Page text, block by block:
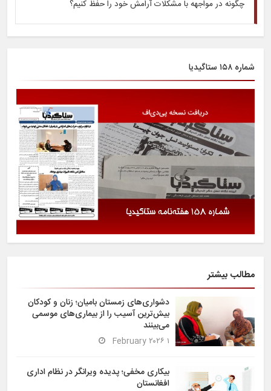
چگونه در مواجهه با مشکلات آرامش خود را حفظ کنیم؟
شماره ۱۵۸ ستاگیدیا
مطالب بیشتر
دشواری‌های زمستان بامیان؛ زنان و کودکان
بیش‌ترین آسیب را از بیماری‌های موسمی
می‌بینند
۱ February ۲۰۲۶
بیکاری مخفی؛ پدیده ویرانگر در نظام اداری
افغانستان